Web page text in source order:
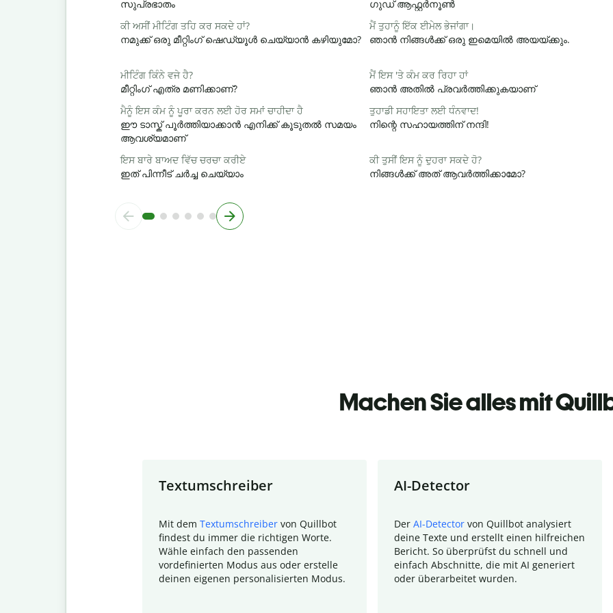
സുപ്രഭാതം
ഗുഡ് ആഫ്റ്റർനൂൺ
ਕੀ ਅਸੀਂ ਮੀਟਿੰਗ ਤਹਿ ਕਰ ਸਕਦੇ ਹਾਂ?
നമുക്ക് ഒരു മീറ്റിംഗ് ഷെഡ്യൂൾ ചെയ്യാൻ കഴിയുമോ?
ਮੈਂ ਤੁਹਾਨੂੰ ਇੱਕ ਈਮੇਲ ਭੇਜਾਂਗਾ।
ഞാൻ നിങ്ങൾക്ക് ഒരു ഇമെയിൽ അയയ്ക്കും.
ਮੀਟਿੰਗ ਕਿੰਨੇ ਵਜੇ ਹੈ?
മീറ്റിംഗ് എത്ര മണിക്കാണ്?
ਮੈਂ ਇਸ 'ਤੇ ਕੰਮ ਕਰ ਰਿਹਾ ਹਾਂ
ഞാൻ അതിൽ പ്രവർത്തിക്കുകയാണ്
ਮੈਨੂੰ ਇਸ ਕੰਮ ਨੂੰ ਪੂਰਾ ਕਰਨ ਲਈ ਹੋਰ ਸਮਾਂ ਚਾਹੀਦਾ ਹੈ
ഈ ടാസ്ക് പൂർത്തിയാക്കാൻ എനിക്ക് കൂടുതൽ സമയം
ആവശ്യമാണ്
ਤੁਹਾਡੀ ਸਹਾਇਤਾ ਲਈ ਧੰਨਵਾਦ!
നിന്റെ സഹായത്തിന് നന്ദി!
ਇਸ ਬਾਰੇ ਬਾਅਦ ਵਿੱਚ ਚਰਚਾ ਕਰੀਏ
ഇത് പിന്നീട് ചർച്ച ചെയ്യാം
ਕੀ ਤੁਸੀਂ ਇਸ ਨੂੰ ਦੁਹਰਾ ਸਕਦੇ ਹੋ?
നിങ്ങൾക്ക് അത് ആവർത്തിക്കാമോ?
Machen Sie alles mit
Textumschreiber
Mit dem Textumschreiber von Quillbot
findest du immer die richtigen Worte.
Wähle einfach den passenden
vordefinierten Modus aus oder erstelle
deinen eigenen personalisierten Modus.
AI-Detector
Der AI-Detector von Quillbot analysiert
deine Texte und erstellt einen hilfreichen
Bericht. So überprüfst du schnell und
einfach Abschnitte, die mit AI generiert
oder überarbeitet wurden.